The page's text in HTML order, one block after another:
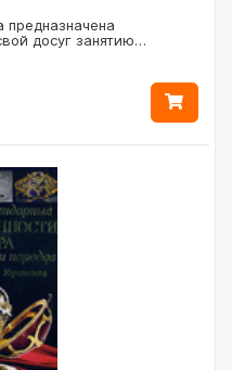
предназначена
досуг занятию…